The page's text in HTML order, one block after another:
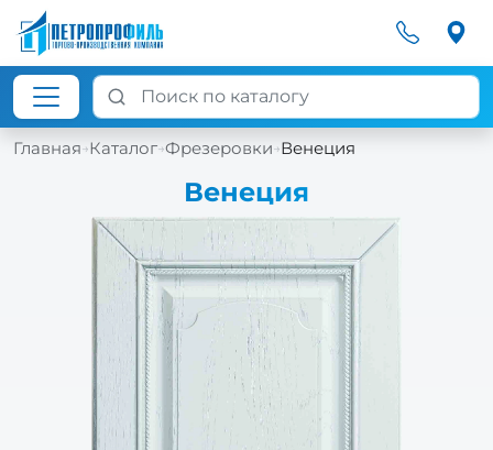
Главная→Каталог→Фрезеровки→Венеция
Венеция